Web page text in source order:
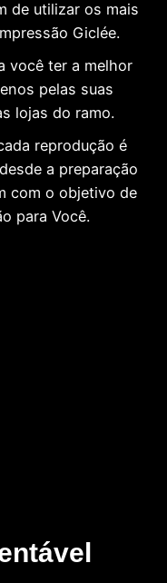
de utilizar os mais
Giclée.
você ter a melhor
pelas suas
lojas do ramo.
reprodução é
a preparação
com o objetivo de
para Você.